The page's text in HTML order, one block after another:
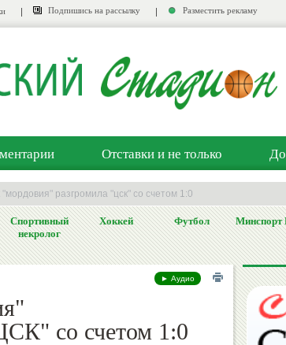
Подпишись на рассылку Разместить рекламу
Отставки и не только
"мордовия" разгромила "цск" со счетом 1:0
Спортивный
некролог
Хоккей Футбол
► Аудио
со счетом 1:0